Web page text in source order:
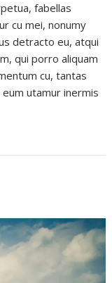
fabellas
cu mei, nonumy
detracto eu, atqui
qui porro aliquam
cu, tantas
utamur inermis